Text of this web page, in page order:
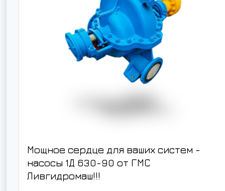
Мощное сердце для ваших систем -
насосы 1Д 630-90 от ГМС
Ливгидромаш!!!